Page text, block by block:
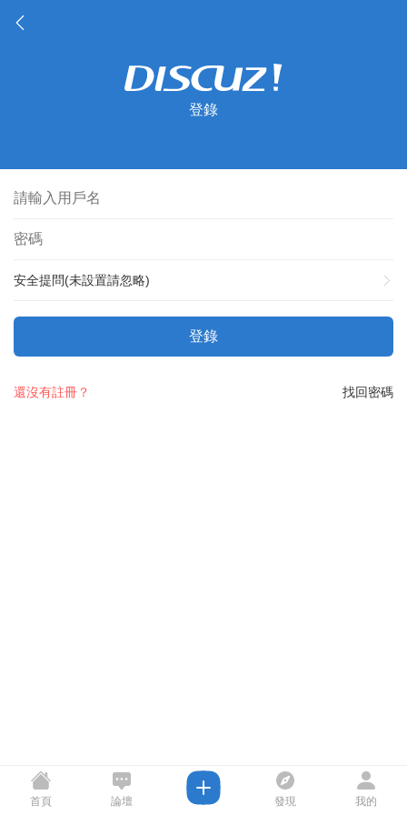
登錄
安全提問(未設置請忽略)
登錄
找回密碼
還沒有註冊？
首頁 論壇 發現 我的